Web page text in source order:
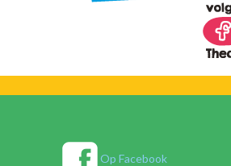
Op Facebook